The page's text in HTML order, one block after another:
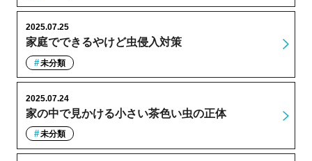
家庭でできるやけど虫侵入対策
2025.07.25
未分類
家の中で見かける小さい茶色い虫の正体
2025.07.24
未分類